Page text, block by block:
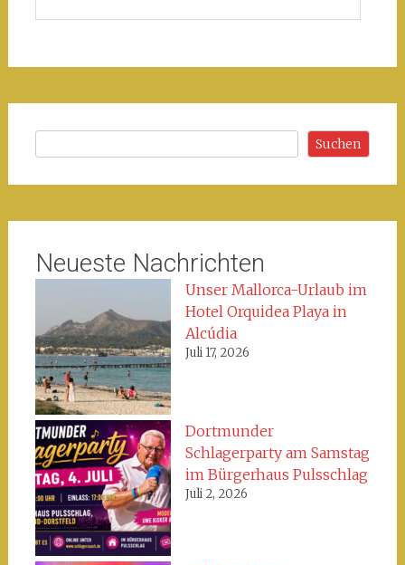
Suchen
Neueste Nachrichten
Unser Mallorca-Urlaub im
Hotel Orquidea Playa in
Alcúdia
Juli 17, 2026
Dortmunder
Schlagerparty am Samstag
im Bürgerhaus Pulsschlag
Juli 2, 2026